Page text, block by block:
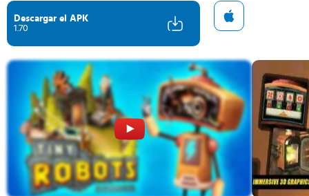
Descargar el APK
1.70